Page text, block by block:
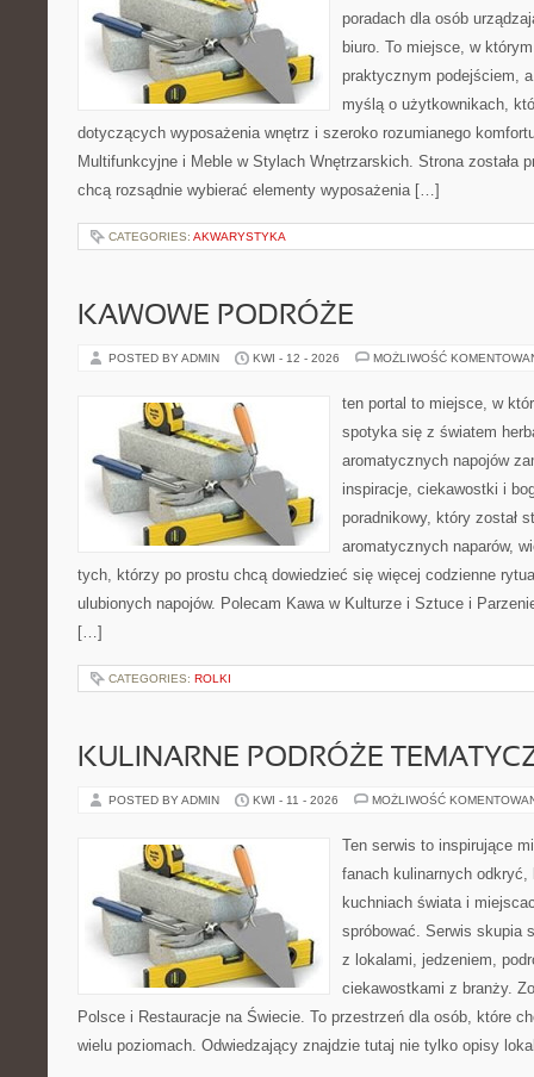
poradach dla osób
biuro. To miejsce, w
praktycznym podejściem,
myślą o użytkownikach,
dotyczących wyposażenia wnętrz i szeroko rozumianego
Multifunkcyjne i Meble w Stylach Wnętrzarskich. Strona została
chcą rozsądnie wybierać elementy wyposażenia […]
CATEGORIES: AKWARYSTYKA
KAWOWE PODRÓŻE
POSTED BY ADMIN KWI - 12 - 2026 MOŻLIWOŚĆ
ten portal to miejsce, w
spotyka się z światem
aromatycznych napojów
inspiracje, ciekawostki i
poradnikowy, który został
aromatycznych naparów,
tych, którzy po prostu chcą dowiedzieć się więcej codzienne
ulubionych napojów. Polecam Kawa w Kulturze i Sztuce i
[…]
CATEGORIES: ROLKI
KULINARNE PODRÓŻE
POSTED BY ADMIN KWI - 11 - 2026 MOŻLIWOŚĆ
Ten serwis to inspirujące
fanach kulinarnych
kuchniach świata i
spróbować. Serwis skupia
z lokalami, jedzeniem,
ciekawostkami z branży.
Polsce i Restauracje na Świecie. To przestrzeń dla osób, które
wielu poziomach. Odwiedzający znajdzie tutaj nie tylko opisy